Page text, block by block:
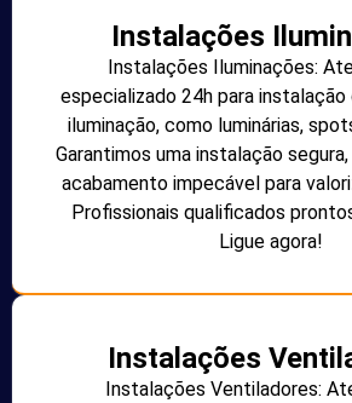
Instalações
Instalações Iluminações:
especializado 24h para
iluminação, como luminárias,
Garantimos uma instalação
acabamento impecável para
Profissionais qualificados
Ligue agora!
Instalações
Instalações Ventiladores: